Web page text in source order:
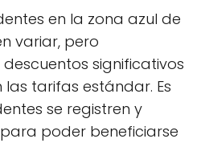
en la zona azul de
variar, pero
significativos
tarifas estándar. Es
se registren y
poder beneficiarse